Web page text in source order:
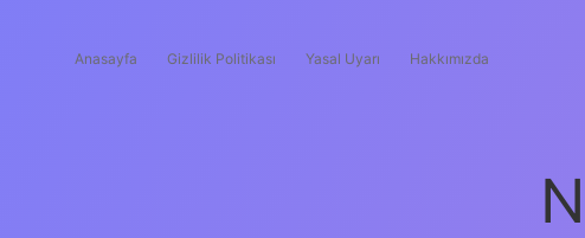
Anasayfa Gizlilik Politikası Yasal Uyarı Hakkımızda